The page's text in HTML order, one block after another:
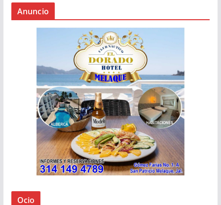
Anuncio
Ocio